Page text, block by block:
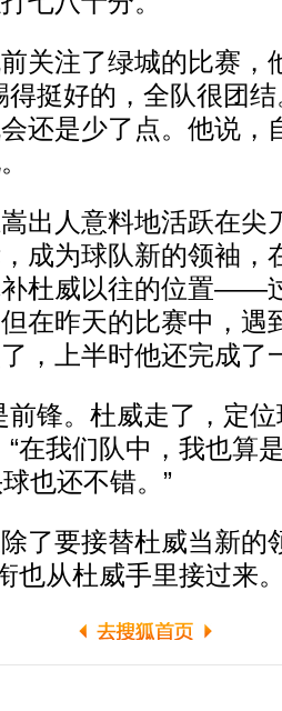
注了绿城的比赛，
得挺好的，全队很团
还是少了点。他说，
人意料地活跃在尖
成为球队新的领袖，
补杜威以往的位置——
在昨天的比赛中，遇
，上半时他还完成了
锋。杜威走了，定位
“在我们队中，我也算
也还不错。”
要接替杜威当新的
也从杜威手里接过来